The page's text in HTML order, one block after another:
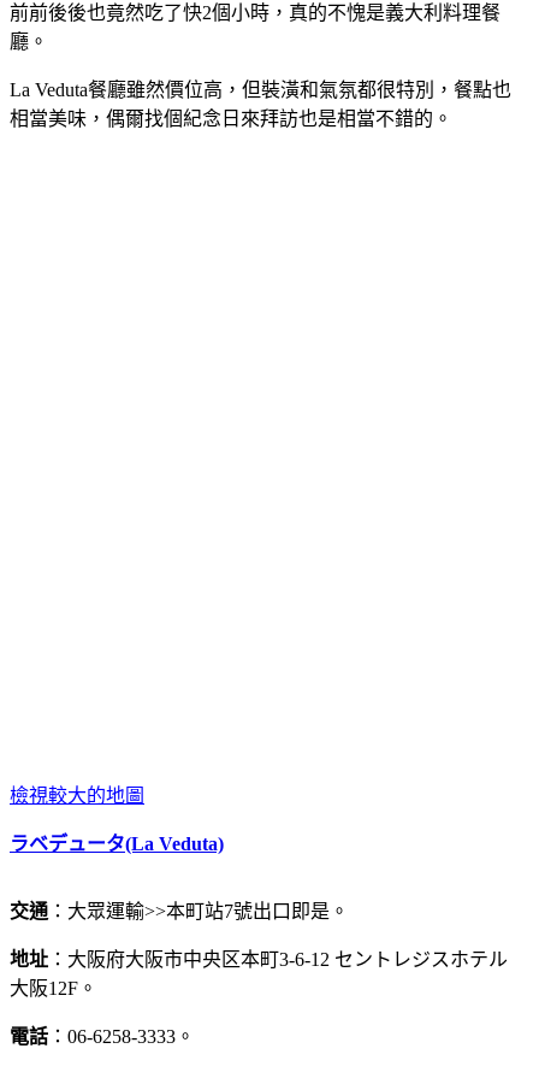
前前後後也竟然吃了快2個小時，真的不愧是義大利料理餐
廳。
La Veduta餐廳雖然價位高，但裝潢和氣氛都很特別，餐點也
相當美味，偶爾找個紀念日來拜訪也是相當不錯的。
檢視較大的地圖
ラベデュータ(La Veduta)
交通 ：大眾運輸>>本町站7號出口即是。
地址 ：大阪府大阪市中央区本町3-6-12 セントレジスホテル
大阪12F。
電話 ：06-6258-3333。